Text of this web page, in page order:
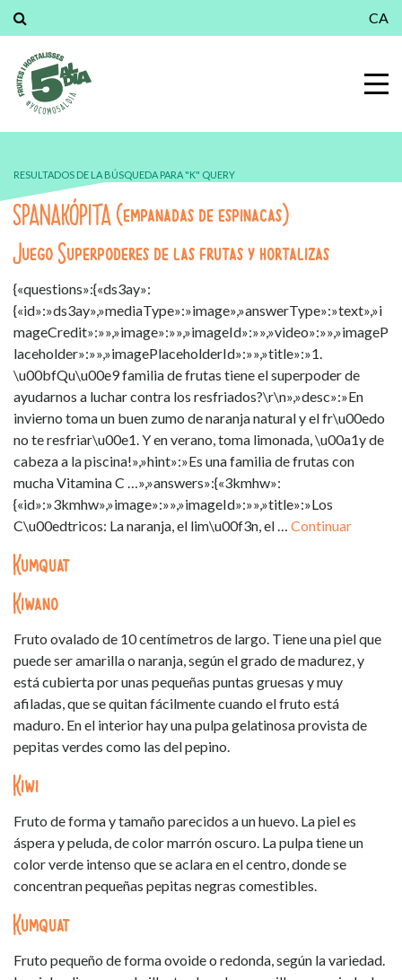
CA
RESULTADOS DE LA BÚSQUEDA PARA "K" QUERY
SPANAKÓPITA (empanadas de espinacas)
Juego Superpoderes de las frutas y hortalizas
{«questions»:{«ds3ay»:
{«id»:»ds3ay»,»mediaType»:»image»,»answerType»:»text»,»i
mageCredit»:»»,»image»:»»,»imageId»:»»,»video»:»»,»imageP
laceholder»:»»,»imagePlaceholderId»:»»,»title»:»1.
\u00bfQu\u00e9 familia de frutas tiene el superpoder de
ayudarnos a luchar contra los resfriados?\r\n»,»desc»:»En
invierno toma un buen zumo de naranja natural y el fr\u00edo
no te resfriar\u00e1. Y en verano, toma limonada, \u00a1y de
cabeza a la piscina!»,»hint»:»Es una familia de frutas con
mucha Vitamina C …»,»answers»:{«3kmhw»:
{«id»:»3kmhw»,»image»:»»,»imageId»:»»,»title»:»Los
C\u00edtricos: La naranja, el lim\u00f3n, el … Continuar
Kumquat
Kiwano
Fruto ovalado de 10 centímetros de largo. Tiene una piel que
puede ser amarilla o naranja, según el grado de madurez, y
está cubierta por unas pequeñas puntas gruesas y muy
afiladas, que se quitan fácilmente cuando el fruto está
maduro. En el interior hay una pulpa gelatinosa provista de
pepitas verdes como las del pepino.
Kiwi
Fruto de forma y tamaño parecidos a un huevo. La piel es
áspera y peluda, de color marrón oscuro. La pulpa tiene un
color verde intenso que se aclara en el centro, donde se
concentran pequeñas pepitas negras comestibles.
Kumquat
Fruto pequeño de forma ovoide o redonda, según la variedad.